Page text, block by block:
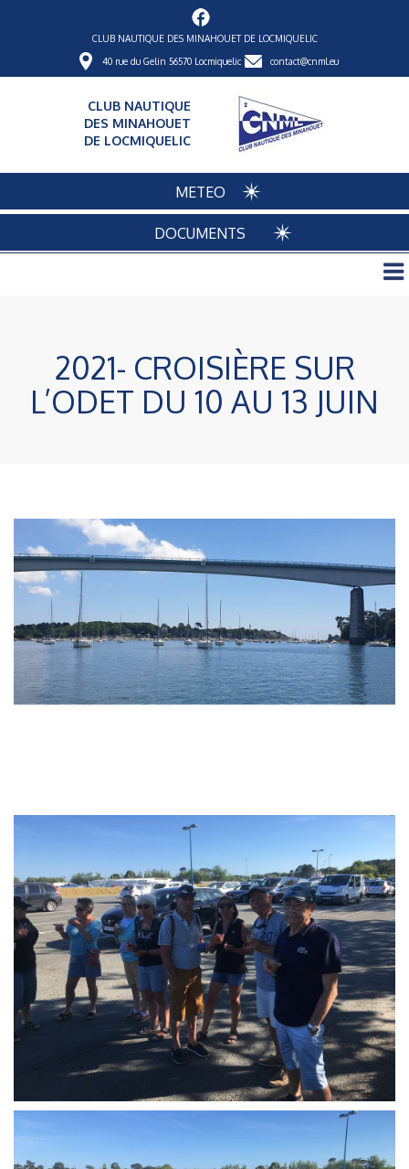
CLUB NAUTIQUE DES MINAHOUET DE LOCMIQUELIC
40 rue du Gelin 56570 Locmiquelic contact@cnml.eu
CLUB NAUTIQUE
DES MINAHOUET
DE LOCMIQUELIC
METEO
DOCUMENTS
2021- CROISIÈRE SUR
L’ODET DU 10 AU 13 JUIN